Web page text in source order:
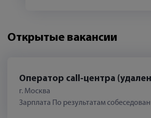
Открытые вакансии
Оператор call-центра
г. Москва
Зарплата По результатам